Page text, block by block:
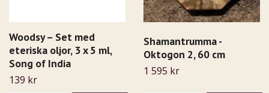
Woodsy – Set med
eteriska oljor, 3 x 5 ml,
Song of India
139 kr
Shamantrumma -
Oktogon 2, 60 cm
1 595 kr